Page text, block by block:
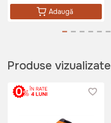
Micul Fermier
Adaugă
Produse vizualizate